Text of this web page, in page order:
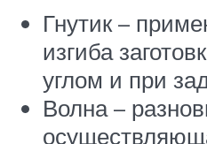
Гнутик –
изгиба
углом и при
Волна –